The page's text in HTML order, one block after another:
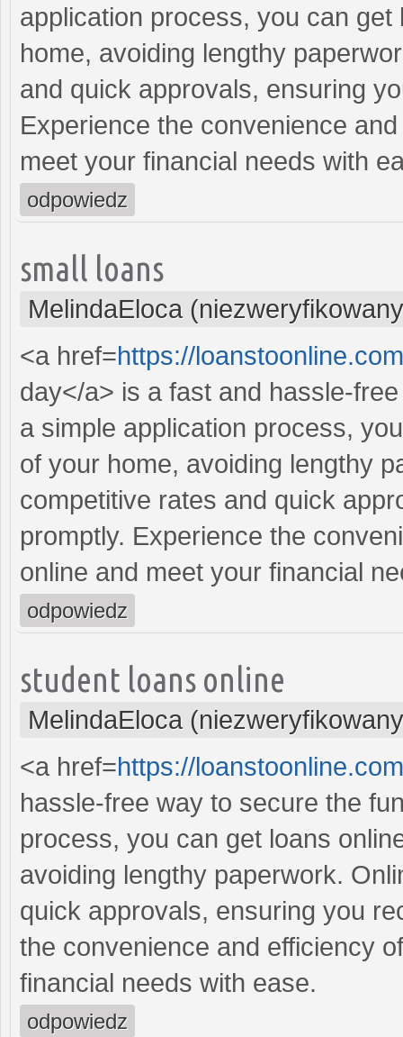
application process, you can
home, avoiding lengthy
and quick approvals, ensuring
Experience the convenience
meet your financial needs with
odpowiedz
small loans
MelindaEloca
<a href=https://
day</a> is a fast and hassle-
a simple application process,
of your home, avoiding lengthy
competitive rates and quick
promptly. Experience the
online and meet your financial
odpowiedz
student loans online
MelindaEloca
<a href=https://
hassle-free way to secure the
process, you can get loans
avoiding lengthy paperwork.
quick approvals, ensuring you
the convenience and efficiency
financial needs with ease.
odpowiedz